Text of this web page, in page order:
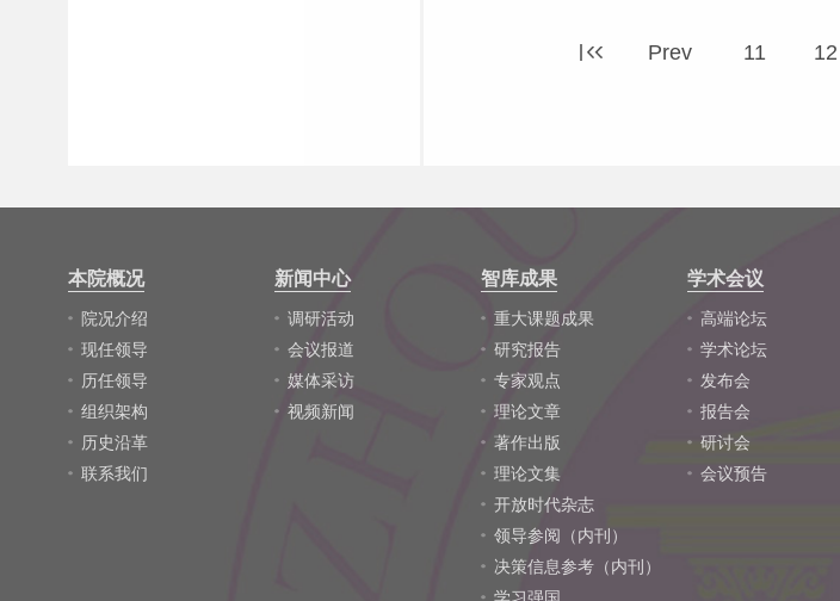
Prev 11 12
本院概况
院况介绍
现任领导
历任领导
组织架构
历史沿革
联系我们
新闻中心
调研活动
会议报道
媒体采访
视频新闻
智库成果
重大课题成果
研究报告
专家观点
理论文章
著作出版
理论文集
开放时代杂志
领导参阅（内刊）
决策信息参考（内刊）
学术会议
高端论坛
学术论坛
发布会
报告会
研讨会
会议预告